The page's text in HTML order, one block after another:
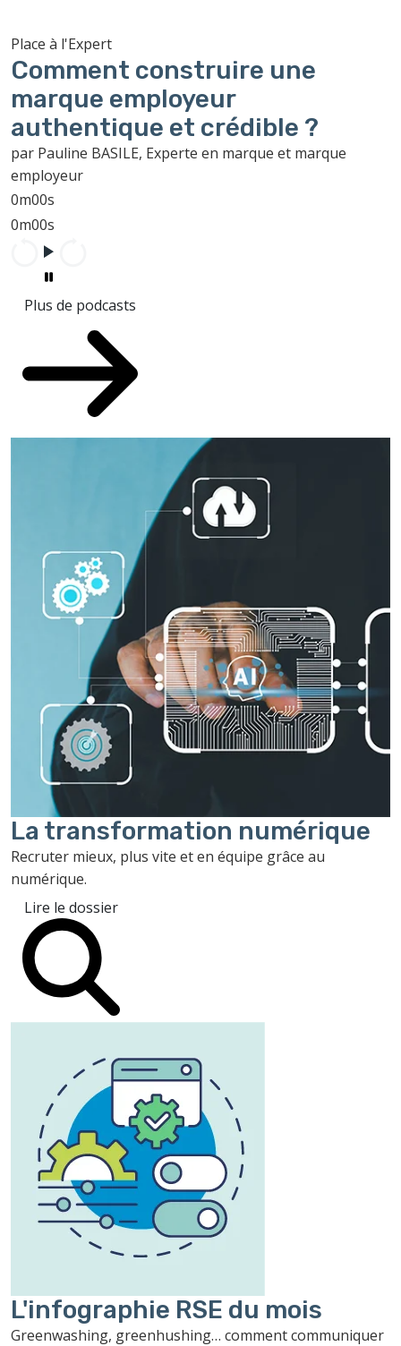
Place à l'Expert
Comment construire une
marque employeur
authentique et crédible ?
par Pauline BASILE, Experte en marque et marque
employeur
0m00s
0m00s
Plus de podcasts
La transformation numérique
Recruter mieux, plus vite et en équipe grâce au
numérique.
Lire le dossier
L'infographie RSE du mois
Greenwashing, greenhushing… comment communiquer